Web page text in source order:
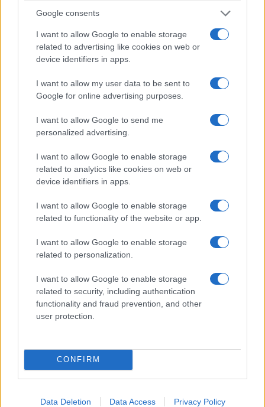
Google consents
I want to allow Google to enable storage
related to advertising like cookies on web or
device identifiers in apps.
I want to allow my user data to be sent to
Google for online advertising purposes.
I want to allow Google to send me
personalized advertising.
I want to allow Google to enable storage
related to analytics like cookies on web or
device identifiers in apps.
I want to allow Google to enable storage
related to functionality of the website or app.
I want to allow Google to enable storage
related to personalization.
I want to allow Google to enable storage
related to security, including authentication
functionality and fraud prevention, and other
user protection.
CONFIRM
Data Deletion Data Access Privacy Policy